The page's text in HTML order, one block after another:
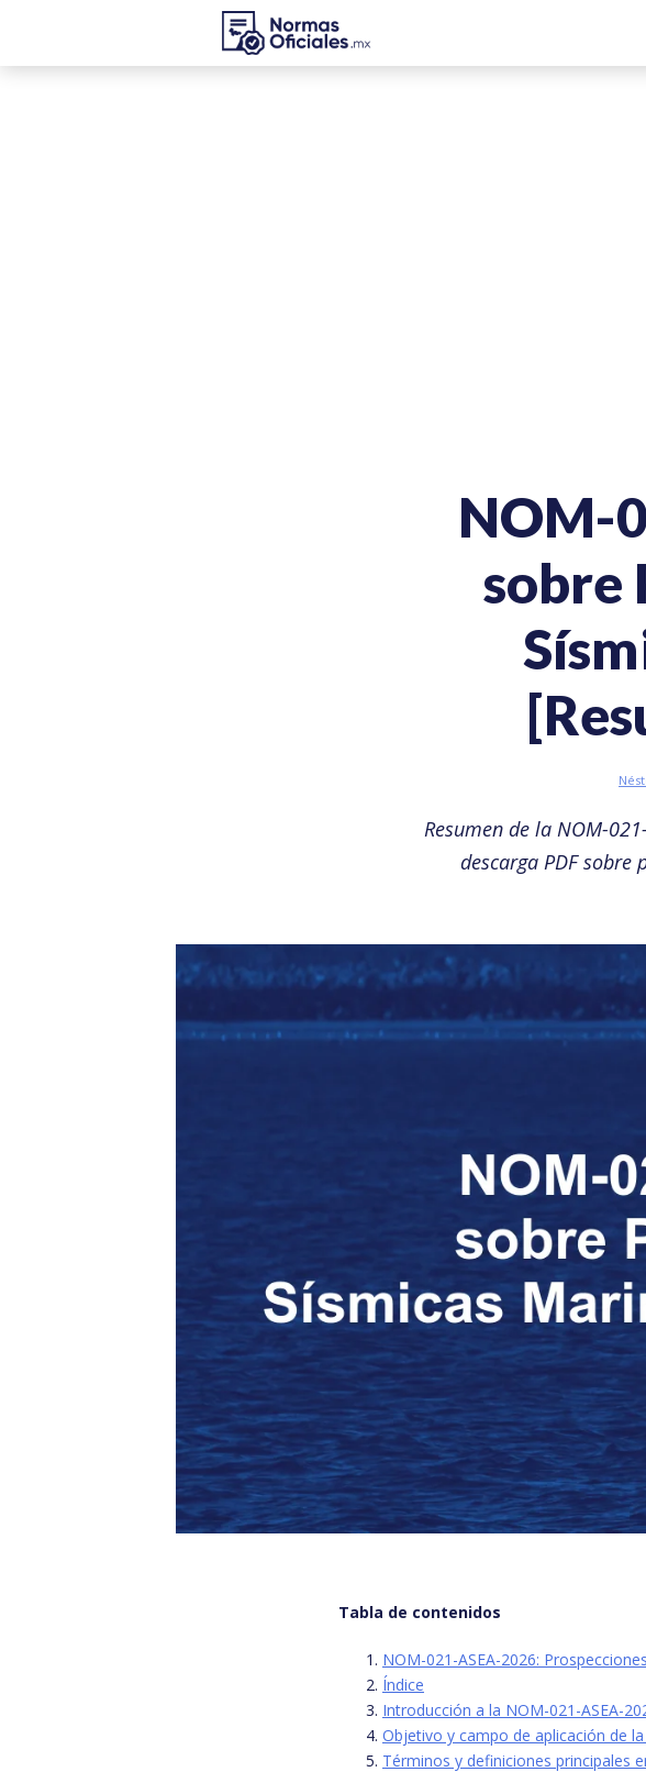
NOM-
sobre
Resumen de la NOM-
descarga PDF sobre
Tabla de contenidos
NOM-021-ASEA-2026:
Índice
Introducción a la NOM-021-ASEA-
Objetivo y campo de aplicación de
Términos y definiciones principales